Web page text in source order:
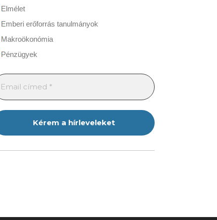
Elmélet
Emberi erőforrás tanulmányok
Makroökonómia
Pénzügyek